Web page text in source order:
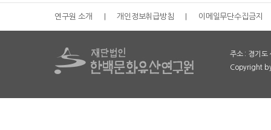
연구원 소개 개인정보취급방침 이메일무단수집금지
주소 : 경기
Copyright